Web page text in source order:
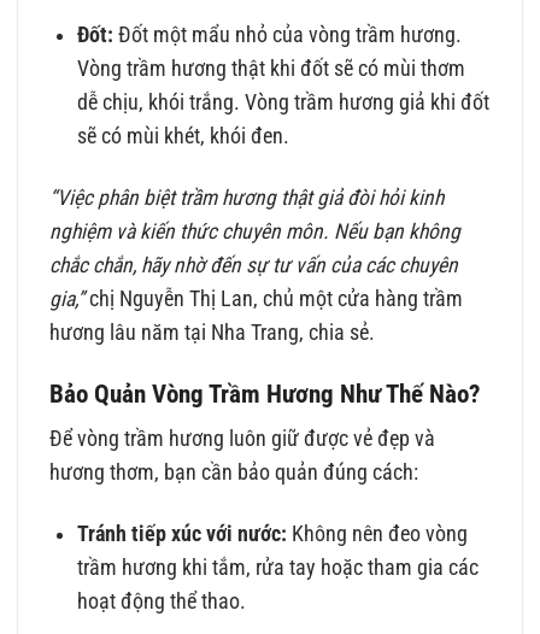
Đốt: Đốt một mẩu nhỏ của vòng trầm hương.
Vòng trầm hương thật khi đốt sẽ có mùi thơm
dễ chịu, khói trắng. Vòng trầm hương giả khi đốt
sẽ có mùi khét, khói đen.
“Việc phân biệt trầm hương thật giả đòi hỏi kinh
nghiệm và kiến thức chuyên môn. Nếu bạn không
chắc chắn, hãy nhờ đến sự tư vấn của các chuyên
gia,”chị Nguyễn Thị Lan, chủ một cửa hàng trầm
hương lâu năm tại Nha Trang, chia sẻ.
Bảo Quản Vòng Trầm Hương Như Thế Nào?
Để vòng trầm hương luôn giữ được vẻ đẹp và
hương thơm, bạn cần bảo quản đúng cách:
Tránh tiếp xúc với nước: Không nên đeo vòng
trầm hương khi tắm, rửa tay hoặc tham gia các
hoạt động thể thao.